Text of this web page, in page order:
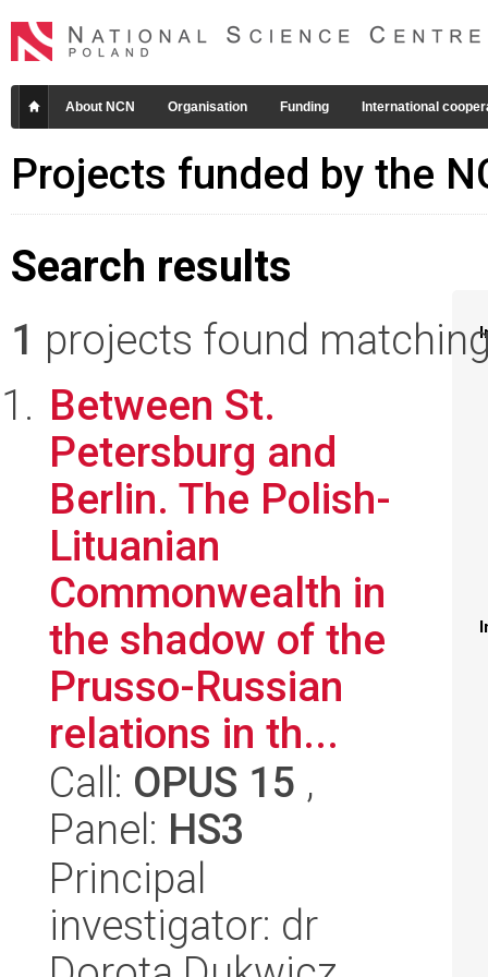
About NCN Organisation Funding International
Projects funded by the
Search results
1 projects found
Between St.
Petersburg and
Berlin. The Polish-
Lituanian
Commonwealth in
the shadow of the
Prusso-Russian
relations in th...
Call: OPUS 15 ,
Panel: HS3
Principal
investigator: dr